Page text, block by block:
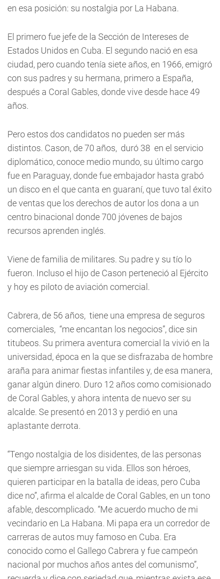
en esa posición: su nostalgia por La Habana.
El primero fue jefe de la Sección de Intereses de
Estados Unidos en Cuba. El segundo nació en esa
ciudad, pero cuando tenía siete años, en 1966, emigró
con sus padres y su hermana, primero a España,
después a Coral Gables, donde vive desde hace 49
años.
Pero estos dos candidatos no pueden ser más
distintos. Cason, de 70 años, duró 38 en el servicio
diplomático, conoce medio mundo, su último cargo
fue en Paraguay, donde fue embajador hasta grabó
un disco en el que canta en guaraní, que tuvo tal éxito
de ventas que los derechos de autor los dona a un
centro binacional donde 700 jóvenes de bajos
recursos aprenden inglés.
Viene de familia de militares. Su padre y su tío lo
fueron. Incluso el hijo de Cason perteneció al Ejército
y hoy es piloto de aviación comercial.
Cabrera, de 56 años, tiene una empresa de seguros
comerciales, “me encantan los negocios”, dice sin
titubeos. Su primera aventura comercial la vivió en la
universidad, época en la que se disfrazaba de hombre
araña para animar fiestas infantiles y, de esa manera,
ganar algún dinero. Duro 12 años como comisionado
de Coral Gables, y ahora intenta de nuevo ser su
alcalde. Se presentó en 2013 y perdió en una
aplastante derrota.
“Tengo nostalgia de los disidentes, de las personas
que siempre arriesgan su vida. Ellos son héroes,
quieren participar en la batalla de ideas, pero Cuba
dice no”, afirma el alcalde de Coral Gables, en un tono
afable, descomplicado. “Me acuerdo mucho de mi
vecindario en La Habana. Mi papa era un corredor de
carreras de autos muy famoso en Cuba. Era
conocido como el Gallego Cabrera y fue campeón
nacional por muchos años antes del comunismo”,